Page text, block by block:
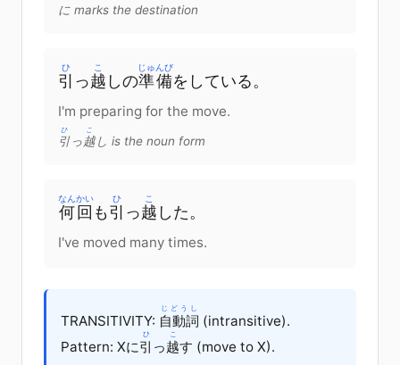
に marks the destination
引
ひ
っ越
こ
しの準備
じゅんび
を している 。
I'm preparing for the move.
引
ひ
っ越
こ
し is the noun form
何回
なんかい
も 引
ひ
っ越
こ
した。
I've moved many times.
TRANSITIVITY: 自動詞
じどうし
(intransitive).
Pattern: Xに引
ひ
っ越
こ
す (move to X).